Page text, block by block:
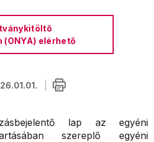
elérhető
lap az egyéni
szereplő egyéni